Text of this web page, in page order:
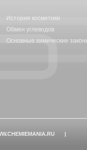
История косметики
Обмен углеводов
Основные химические
|